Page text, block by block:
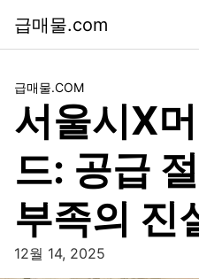
급매물.com
급매물.COM
서울시X
드: 공급
부족의 진
12월 14, 2025